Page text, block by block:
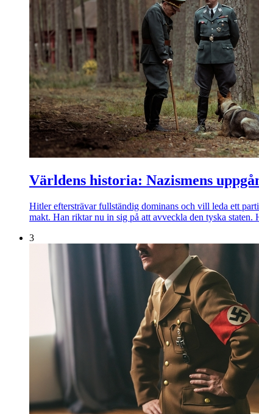
Världens historia: Nazismens
Hitler eftersträvar fullständig dominans och vill leda ett
makt. Han riktar nu in sig på att avveckla den tyska
3